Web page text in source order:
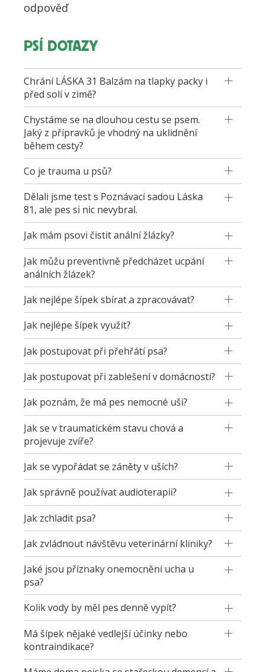
odpověď
PSÍ DOTAZY
Chrání LÁSKA 31 Balzám na tlapky packy i
před solí v zimě?
Chystáme se na dlouhou cestu se psem.
Jaký z přípravků je vhodný na uklidnění
během cesty?
Co je trauma u psů?
Dělali jsme test s Poznávací sadou Láska
81, ale pes si nic nevybral.
Jak mám psovi čistit anální žlázky?
Jak můžu preventivně předcházet ucpání
análních žlázek?
Jak nejlépe šípek sbírat a zpracovávat?
Jak nejlépe šípek využít?
Jak postupovat při přehřátí psa?
Jak postupovat při zablešení v domácnosti?
Jak poznám, že má pes nemocné uši?
Jak se v traumatickém stavu chová a
projevuje zvíře?
Jak se vypořádat se záněty v uších?
Jak správně používat audioterapii?
Jak zchladit psa?
Jak zvládnout návštěvu veterinární kliniky?
Jaké jsou příznaky onemocnění ucha u
psa?
Kolik vody by měl pes denně vypít?
Má šípek nějaké vedlejší účinky nebo
kontraindikace?